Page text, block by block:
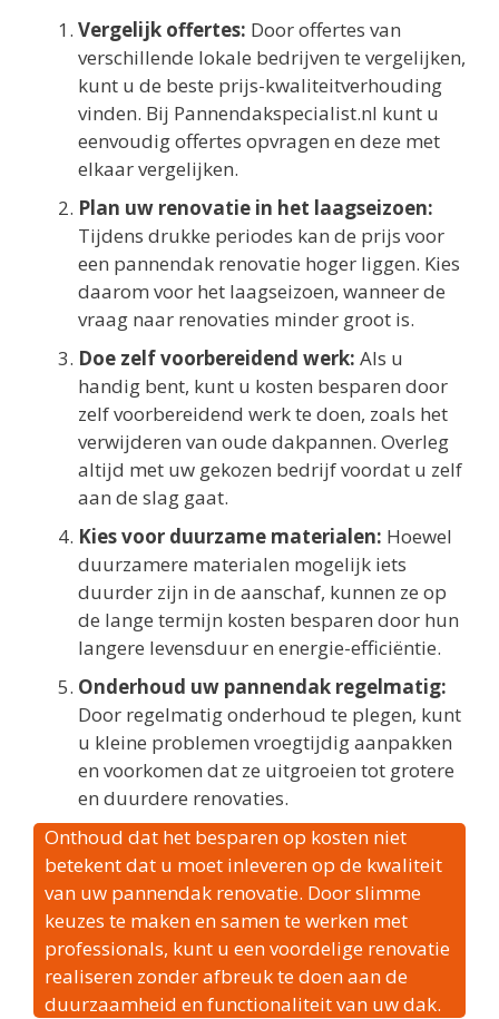
Vergelijk offertes: Door offertes van
verschillende lokale bedrijven te vergelijken,
kunt u de beste prijs-kwaliteitverhouding
vinden. Bij Pannendakspecialist.nl kunt u
eenvoudig offertes opvragen en deze met
elkaar vergelijken.
Plan uw renovatie in het laagseizoen:
Tijdens drukke periodes kan de prijs voor
een pannendak renovatie hoger liggen. Kies
daarom voor het laagseizoen, wanneer de
vraag naar renovaties minder groot is.
Doe zelf voorbereidend werk: Als u
handig bent, kunt u kosten besparen door
zelf voorbereidend werk te doen, zoals het
verwijderen van oude dakpannen. Overleg
altijd met uw gekozen bedrijf voordat u zelf
aan de slag gaat.
Kies voor duurzame materialen: Hoewel
duurzamere materialen mogelijk iets
duurder zijn in de aanschaf, kunnen ze op
de lange termijn kosten besparen door hun
langere levensduur en energie-efficiëntie.
Onderhoud uw pannendak regelmatig:
Door regelmatig onderhoud te plegen, kunt
u kleine problemen vroegtijdig aanpakken
en voorkomen dat ze uitgroeien tot grotere
en duurdere renovaties.
Onthoud dat het besparen op kosten niet
betekent dat u moet inleveren op de kwaliteit
van uw pannendak renovatie. Door slimme
keuzes te maken en samen te werken met
professionals, kunt u een voordelige renovatie
realiseren zonder afbreuk te doen aan de
duurzaamheid en functionaliteit van uw dak.